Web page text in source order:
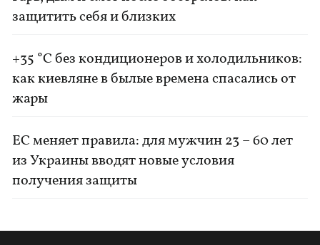
защитить себя и близких
+35 °C без кондиционеров и холодильников:
как киевляне в былые времена спасались от
жары
ЕС меняет правила: для мужчин 23 – 60 лет
из Украины вводят новые условия
получения защиты